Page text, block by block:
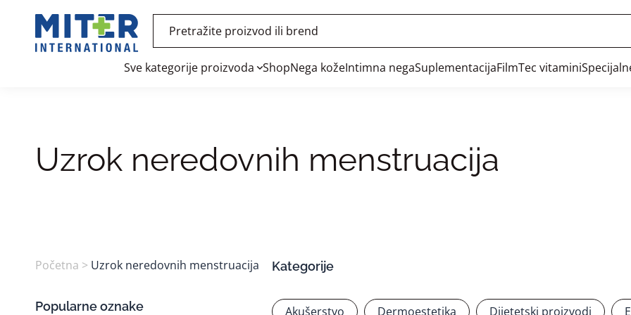
Uzrok neredovnih menstruacija
Početna > Uzrok neredovnih menstruacija
Popularne oznake
Kategorije
Akušerstvo Dermoestetika Dijetetski proizvodi